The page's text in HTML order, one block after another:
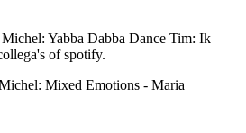
Michel: Yabba Dabba Dance Tim: Ik
of spotify.
Mixed Emotions - Maria